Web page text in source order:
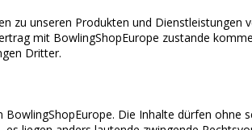
zu unseren Produkten und
mit BowlingShopEurope zustande
Dritter.
Die Inhalte dürfen